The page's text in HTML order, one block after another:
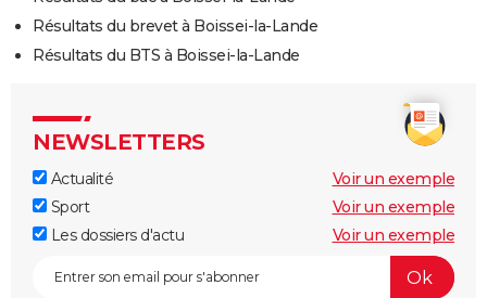
Résultats du brevet à Boissei-la-Lande
Résultats du BTS à Boissei-la-Lande
NEWSLETTERS
Actualité
Voir un exemple
Sport
Voir un exemple
Les dossiers d'actu
Voir un exemple